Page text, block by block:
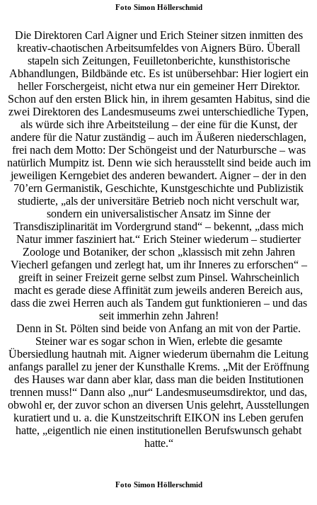
Foto Simon Höllerschmid
Die Direktoren Carl Aigner und Erich Steiner sitzen inmitten des
kreativ-chaotischen Arbeitsumfeldes von Aigners Büro. Überall
stapeln sich Zeitungen, Feuilletonberichte, kunsthistorische
Abhandlungen, Bildbände etc. Es ist unübersehbar: Hier logiert ein
heller Forschergeist, nicht etwa nur ein gemeiner Herr Direktor.
Schon auf den ersten Blick hin, in ihrem gesamten Habitus, sind die
zwei Direktoren des Landesmuseums zwei unterschiedliche Typen,
als würde sich ihre Arbeitsteilung – der eine für die Kunst, der
andere für die Natur zuständig – auch im Äußeren niederschlagen,
frei nach dem Motto: Der Schöngeist und der Naturbursche – was
natürlich Mumpitz ist. Denn wie sich herausstellt sind beide auch im
jeweiligen Kerngebiet des anderen bewandert. Aigner – der in den
70’ern Germanistik, Geschichte, Kunstgeschichte und Publizistik
studierte, „als der universitäre Betrieb noch nicht verschult war,
sondern ein universalistischer Ansatz im Sinne der
Transdisziplinarität im Vordergrund stand“ – bekennt, „dass mich
Natur immer fasziniert hat.“ Erich Steiner wiederum – studierter
Zoologe und Botaniker, der schon „klassisch mit zehn Jahren
Viecherl gefangen und zerlegt hat, um ihr Inneres zu erforschen“ –
greift in seiner Freizeit gerne selbst zum Pinsel. Wahrscheinlich
macht es gerade diese Affinität zum jeweils anderen Bereich aus,
dass die zwei Herren auch als Tandem gut funktionieren – und das
seit immerhin zehn Jahren!
Denn in St. Pölten sind beide von Anfang an mit von der Partie.
Steiner war es sogar schon in Wien, erlebte die gesamte
Übersiedlung hautnah mit. Aigner wiederum übernahm die Leitung
anfangs parallel zu jener der Kunsthalle Krems. „Mit der Eröffnung
des Hauses war dann aber klar, dass man die beiden Institutionen
trennen muss!“ Dann also „nur“ Landesmuseumsdirektor, und das,
obwohl er, der zuvor schon an diversen Unis gelehrt, Ausstellungen
kuratiert und u. a. die Kunstzeitschrift EIKON ins Leben gerufen
hatte, „eigentlich nie einen institutionellen Berufswunsch gehabt
hatte.“
Foto Simon Höllerschmid